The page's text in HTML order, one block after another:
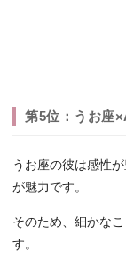
第5位：うお座
うお座の彼は感性
が魅力です。
そのため、細かな
す。